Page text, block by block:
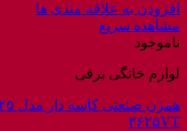
افزودن به علاقه مندی ها
مشاهده سریع
ناموجود
لوازم خانگی برقی
۳۶۲۵VT